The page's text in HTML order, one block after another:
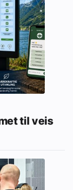
til veis